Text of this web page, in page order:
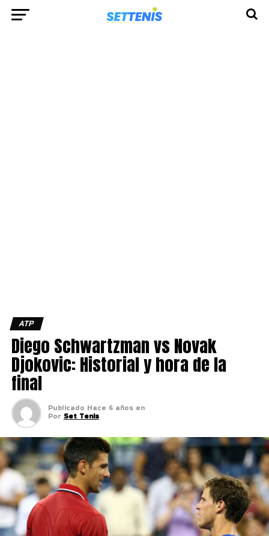
ATP
Diego Schwartzman vs Novak
Djokovic: Historial y hora de la
final
Publicado Hace 6 años en
Por Set Tenis